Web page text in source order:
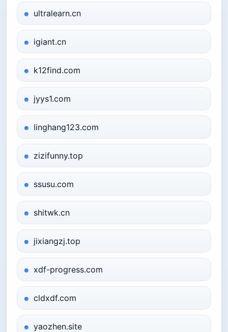
ultralearn.cn
igiant.cn
k12find.com
jyys1.com
linghang123.com
zizifunny.top
ssusu.com
shitwk.cn
jixiangzj.top
xdf-progress.com
cldxdf.com
yaozhen.site